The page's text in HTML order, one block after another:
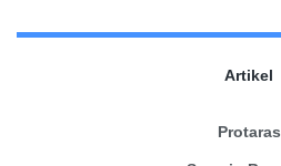
Artikel
Protaras